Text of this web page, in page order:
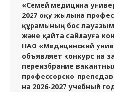
«Семей медицина
2027 оқу жылына
құрамының бос
және қайта сайлауға
НАО «Медицинский
объявляет конкурс на
переизбрание
профессорско-
на 2026-2027 учебный